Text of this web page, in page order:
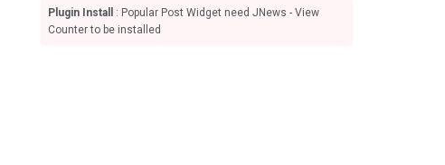
Plugin Install
: Popular Post Widget need JNews - View
Counter to be installed